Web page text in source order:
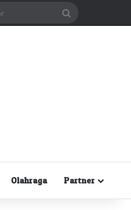
Olahraga Partner